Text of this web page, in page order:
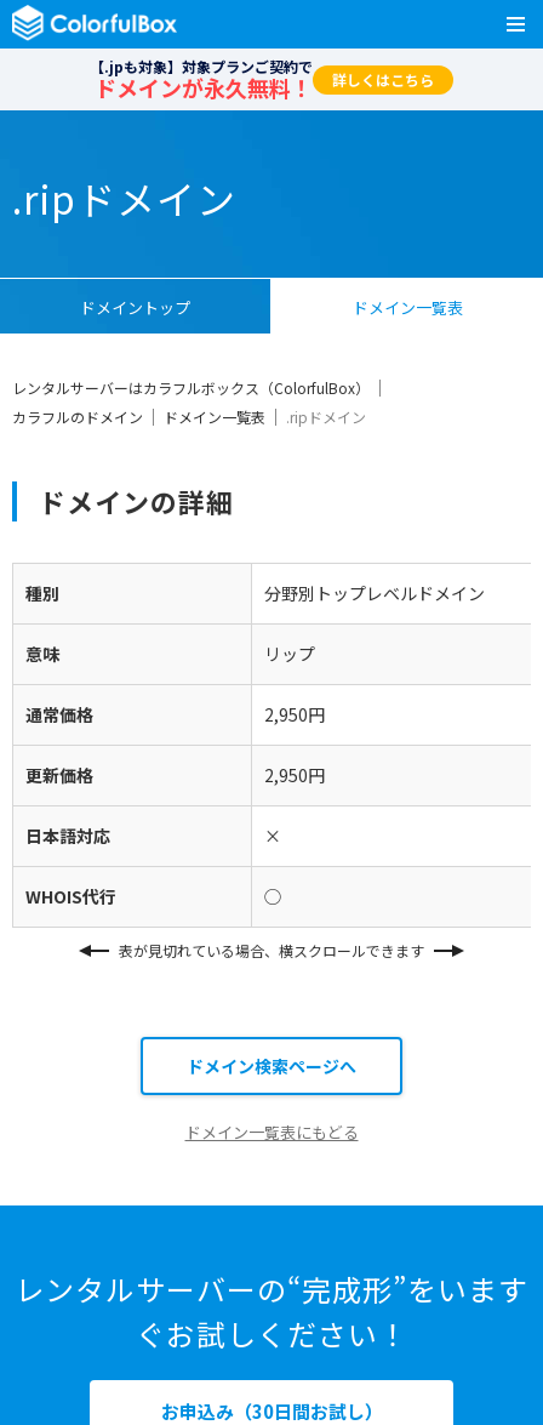
【.jpも対象】対象プランご契約で
ドメインが永久無料！ 詳しくはこちら
.ripドメイン
ドメイントップ ドメイン一覧表
レンタルサーバーはカラフルボックス（ColorfulBox）
カラフルのドメイン
ドメイン一覧表 .ripドメイン
ドメインの詳細
種別 分野別トップレベルドメイン
意味 リップ
通常価格 2,950円
更新価格 2,950円
日本語対応 ×
WHOIS代行 ◯
表が見切れている場合、横スクロールできます
ドメイン検索ページへ
ドメイン一覧表にもどる
レンタルサーバーの“完成形”をいます
ぐお試しください！
お申込み（30日間お試し）